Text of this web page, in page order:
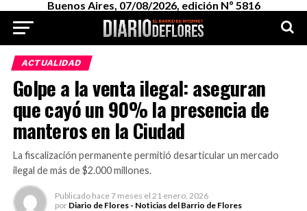
Buenos Aires, 07/08/2026, edición Nº 5816
ACTUALIDAD
Golpe a la venta ilegal: aseguran
que cayó un 90% la presencia de
manteros en la Ciudad
La fiscalización permanente permitió desarticular un mercado
ilegal de más de $2.000 millones.
Publicado hace 7 meses el 21 enero, 2026
por Diario de Flores - Noticias del Barrio de Flores